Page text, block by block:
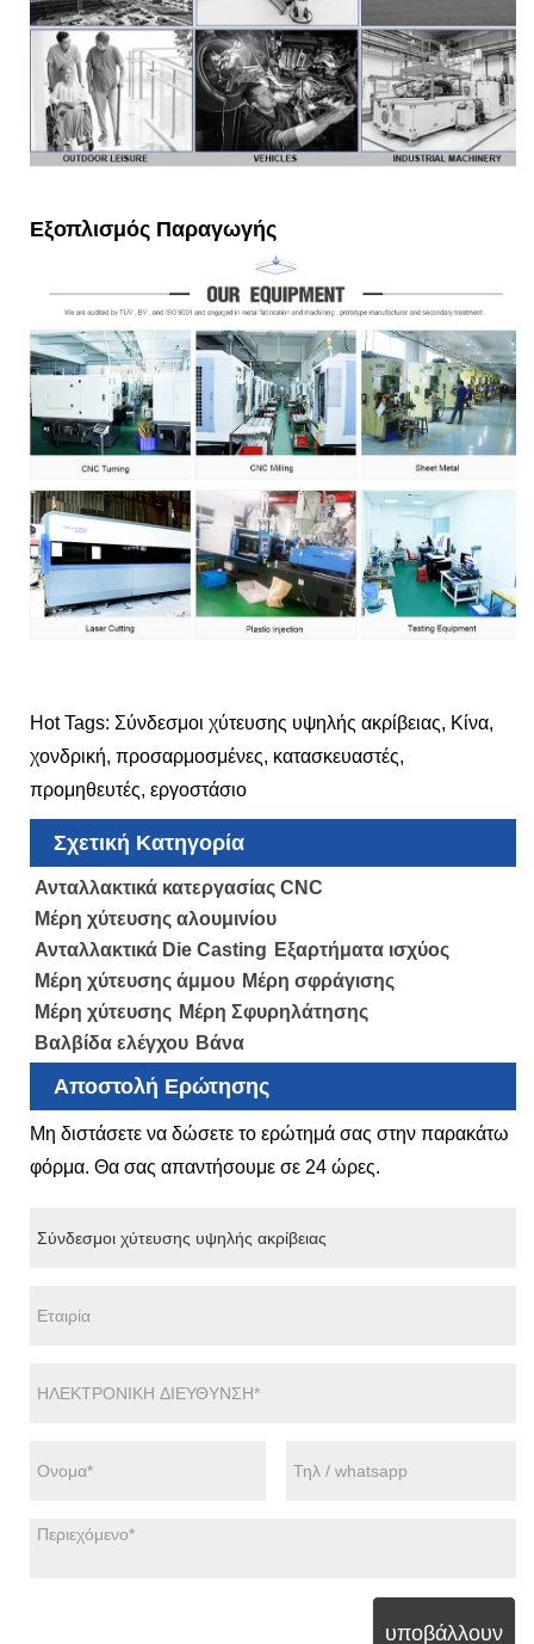
Εξοπλισμός Παραγωγής
Hot Tags: Σύνδεσμοι χύτευσης υψηλής ακρίβειας, Κίνα,
χονδρική, προσαρμοσμένες, κατασκευαστές,
προμηθευτές, εργοστάσιο
Σχετική Κατηγορία
Ανταλλακτικά κατεργασίας CNC
Μέρη χύτευσης αλουμινίου
Ανταλλακτικά Die Casting Εξαρτήματα ισχύος
Μέρη χύτευσης άμμου Μέρη σφράγισης
Μέρη χύτευσης Μέρη Σφυρηλάτησης
Βαλβίδα ελέγχου Βάνα
Αποστολή Ερώτησης
Μη διστάσετε να δώσετε το ερώτημά σας στην παρακάτω
φόρμα. Θα σας απαντήσουμε σε 24 ώρες.
υποβάλλουν